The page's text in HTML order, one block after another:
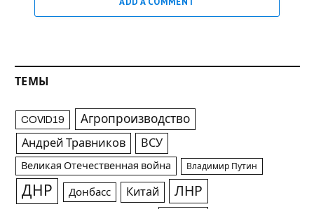
ТЕМЫ
COVID19 Агропроизводство
Андрей Травников ВСУ
Великая Отечественная война Владимир Путин
ДНР Донбасс Китай ЛНР